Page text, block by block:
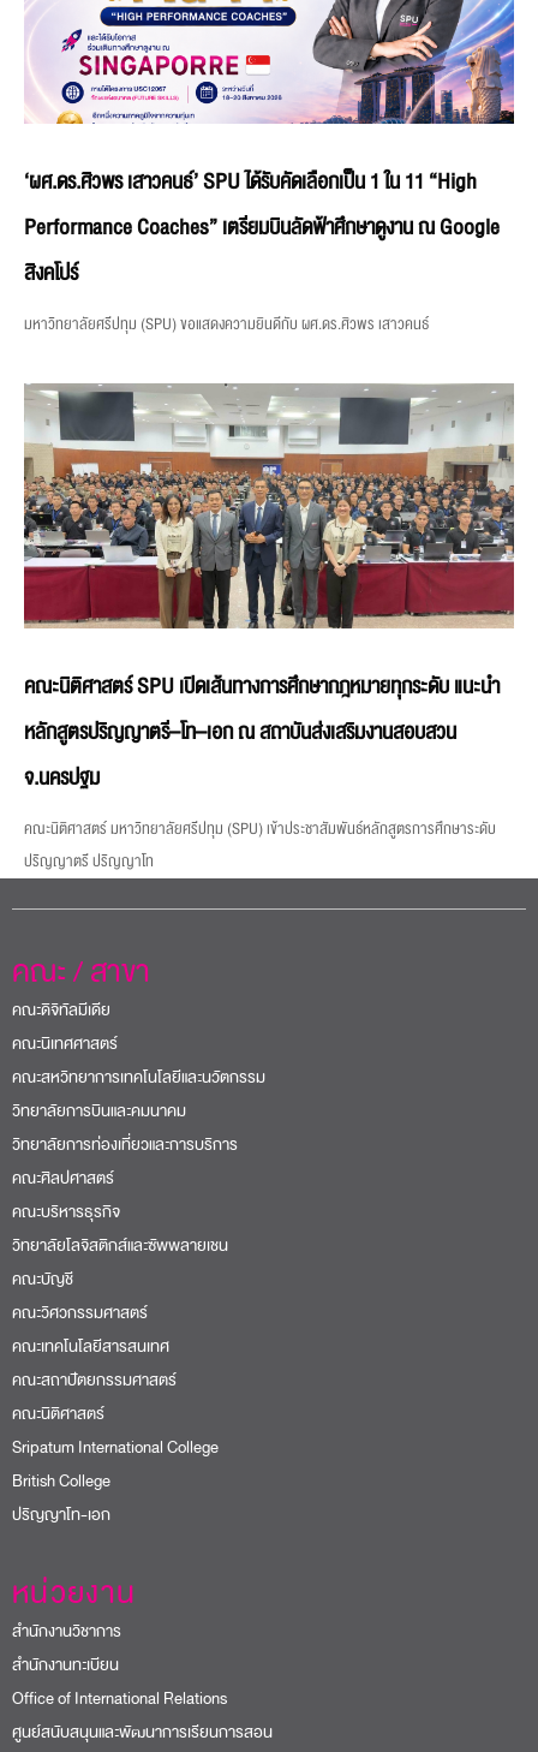
‘ผศ.ดร.ศิวพร เสาวคนธ์’ SPU ได้รับคัดเลือกเป็น 1 ใน 11 “High
Performance Coaches” เตรียมบินลัดฟ้าศึกษาดูงาน ณ Google
สิงคโปร์
มหาวิทยาลัยศรีปทุม (SPU) ขอแสดงความยินดีกับ ผศ.ดร.ศิวพร เสาวคนธ์
คณะนิติศาสตร์ SPU เปิดเส้นทางการศึกษากฎหมายทุกระดับ แนะนำ
หลักสูตรปริญญาตรี–โท–เอก ณ สถาบันส่งเสริมงานสอบสวน
จ.นครปฐม
คณะนิติศาสตร์ มหาวิทยาลัยศรีปทุม (SPU) เข้าประชาสัมพันธ์หลักสูตรการศึกษาระดับ
ปริญญาตรี ปริญญาโท
คณะ / สาขา
คณะดิจิทัลมีเดีย
คณะนิเทศศาสตร์
คณะสหวิทยาการเทคโนโลยีและนวัตกรรม
วิทยาลัยการบินและคมนาคม
วิทยาลัยการท่องเที่ยวและการบริการ
คณะศิลปศาสตร์
คณะบริหารธุรกิจ
วิทยาลัยโลจิสติกส์และซัพพลายเชน
คณะบัญชี
คณะวิศวกรรมศาสตร์
คณะเทคโนโลยีสารสนเทศ
คณะสถาปัตยกรรมศาสตร์
คณะนิติศาสตร์
Sripatum International College
British College
ปริญญาโท-เอก
หน่วยงาน
สำนักงานวิชาการ
สำนักงานทะเบียน
Office of International Relations
ศูนย์สนับสนุนและพัฒนาการเรียนการสอน